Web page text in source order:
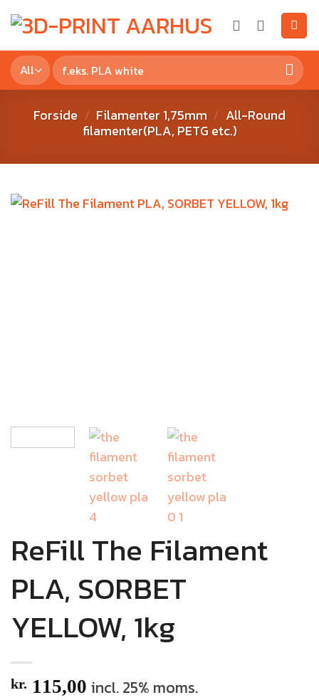
Forside / Filamenter 1,75mm / All-Round
filamenter(PLA, PETG etc.)
ReFill The Filament
PLA, SORBET
YELLOW, 1kg
kr. 115,00 incl. 25% moms.